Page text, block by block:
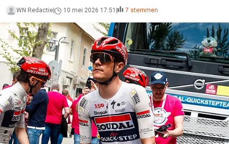
WN Redactie 10 mei 2026 17:51 7 stemmen